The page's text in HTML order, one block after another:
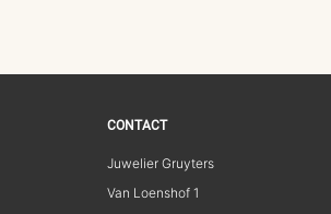
CONTACT
Juwelier Gruyters
Van Loenshof 1